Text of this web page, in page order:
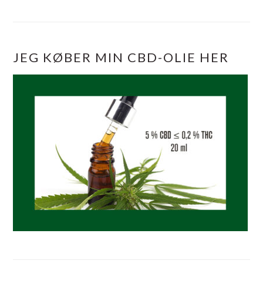
JEG KØBER MIN CBD-OLIE HER